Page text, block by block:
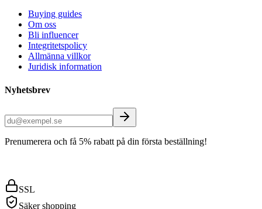
Buying guides
Om oss
Bli influencer
Integritetspolicy
Allmänna villkor
Juridisk information
Nyhetsbrev
Prenumerera och få 5% rabatt på din första beställning!
SSL
Säker shopping